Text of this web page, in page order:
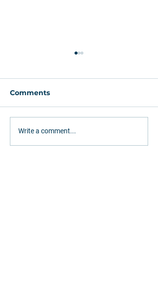
Greenfield or
Brownfield? The Two
Comments
Write a comment...